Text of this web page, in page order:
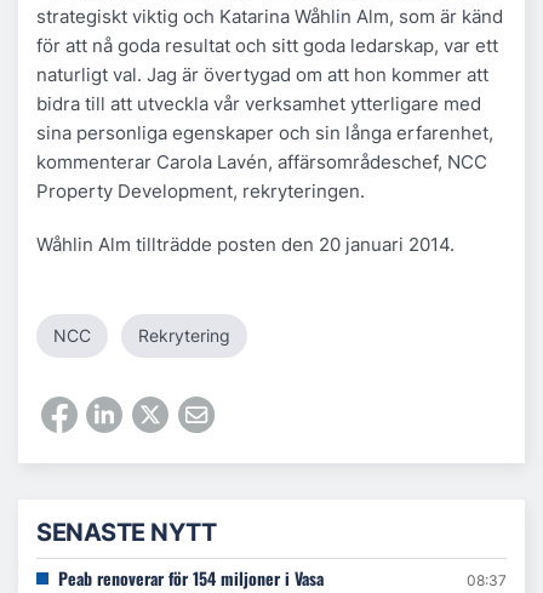
strategiskt viktig och Katarina Wåhlin Alm, som är känd
för att nå goda resultat och sitt goda ledarskap, var ett
naturligt val. Jag är övertygad om att hon kommer att
bidra till att utveckla vår verksamhet ytterligare med
sina personliga egenskaper och sin långa erfarenhet,
kommenterar Carola Lavén, affärsområdeschef, NCC
Property Development, rekryteringen.
Wåhlin Alm tillträdde posten den 20 januari 2014.
NCC Rekrytering
SENASTE NYTT
Peab renoverar för 154 miljoner i Vasa 08:37